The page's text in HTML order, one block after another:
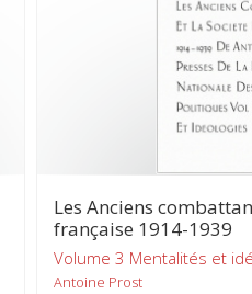
Les Anciens
française 1914-1939
Volume 3 Mentalités et
Antoine Prost